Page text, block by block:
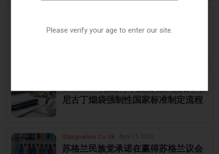
印度尼西亚禁毒局寻求加强对电子烟
尼古丁烟袋强制性国家标准制定流程
Glasgowlive Co Uk
苏格兰民族党承诺在赢得苏格兰议会
Please verify your age to enter our site.